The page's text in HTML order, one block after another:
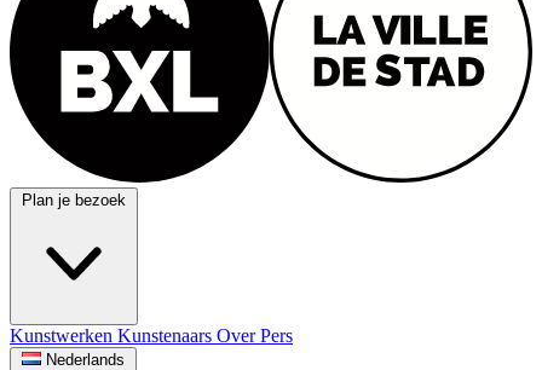
Plan je bezoek
Kunstwerken Kunstenaars OverPers
Nederlands